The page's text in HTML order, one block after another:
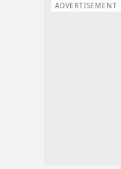
ADVERTISEMENT